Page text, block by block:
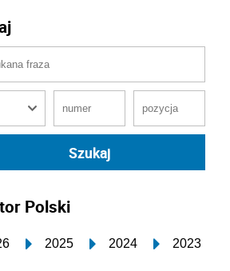
Polski
2025 2024 2023